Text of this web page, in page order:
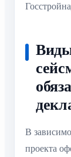
В
проекта